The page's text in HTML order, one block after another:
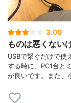
3.00
ものは悪くない
USBで繋ぐだけで使
する時に、PC1台と
が良いです。また、